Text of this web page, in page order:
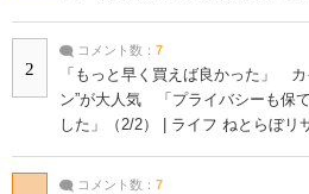
2
コメント数： 7
「もっと早く買えば良かった」
ン”が大人気 「プライバシーも保
した」（2/2） | ライフ ねとらぼリ
コメント数： 7